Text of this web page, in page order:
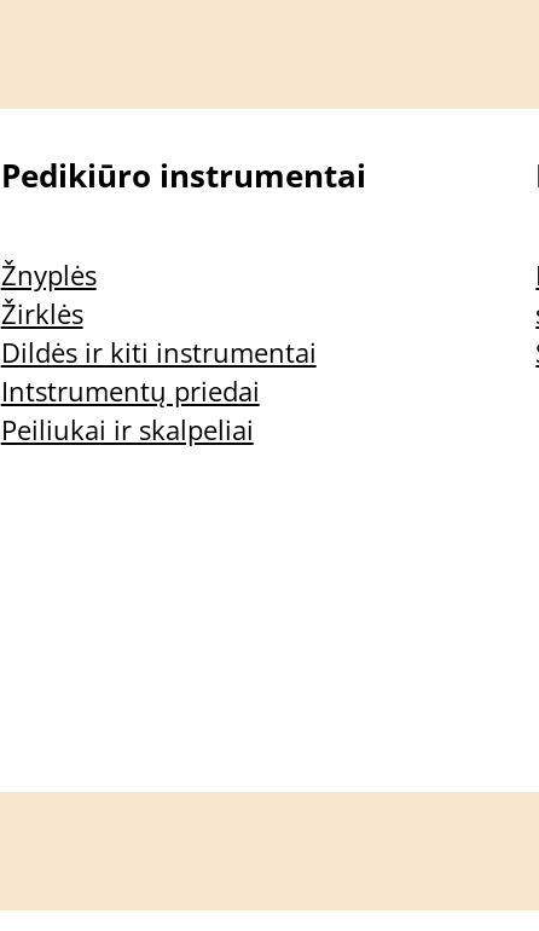
Pedikiūro instrumentai
Žnyplės
Žirklės
Dildės ir kiti instrumentai
Intstrumentų priedai
Peiliukai ir skalpeliai